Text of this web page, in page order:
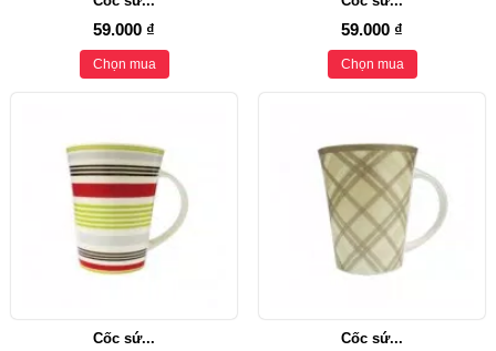
59.000 ₫
Chọn mua
59.000 ₫
Chọn mua
Cốc sứ... Cốc sứ...